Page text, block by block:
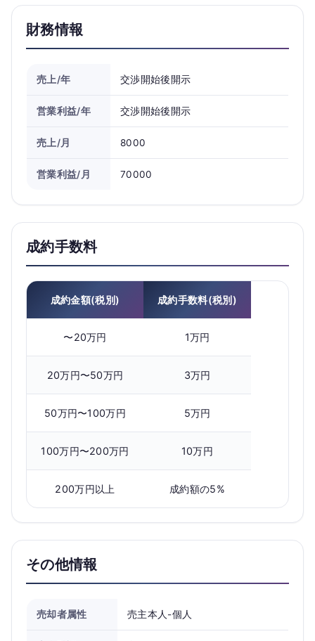
財務情報
売上/年 交渉開始後開示
営業利益/年 交渉開始後開示
売上/月 8000
営業利益/月 70000
成約手数料
成約金額(税別) 成約手数料(税別)
〜20万円 1万円
20万円〜50万円 3万円
50万円〜100万円 5万円
100万円〜200万円 10万円
200万円以上 成約額の5%
その他情報
売却者属性 売主本人-個人